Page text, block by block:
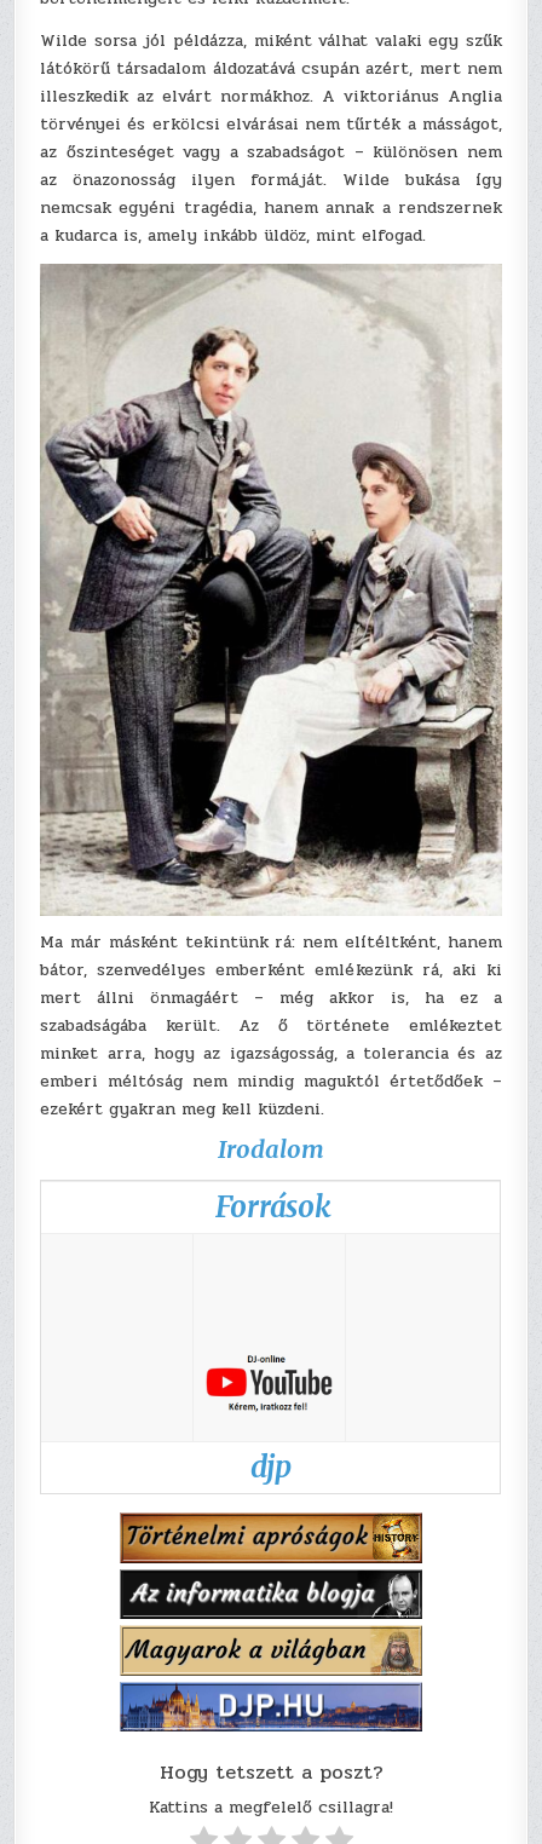
Wilde sorsa jól példázza, miként válhat valaki egy szűk
látókörű társadalom áldozatává csupán azért, mert nem
illeszkedik az elvárt normákhoz. A viktoriánus Anglia
törvényei és erkölcsi elvárásai nem tűrték a másságot,
az őszinteséget vagy a szabadságot – különösen nem
az önazonosság ilyen formáját. Wilde bukása így
nemcsak egyéni tragédia, hanem annak a rendszernek
a kudarca is, amely inkább üldöz, mint elfogad.
Ma már másként tekintünk rá: nem elítéltként, hanem
bátor, szenvedélyes emberként emlékezünk rá, aki ki
mert állni önmagáért – még akkor is, ha ez a
szabadságába került. Az ő története emlékeztet
minket arra, hogy az igazságosság, a tolerancia és az
emberi méltóság nem mindig maguktól értetődőek –
ezekért gyakran meg kell küzdeni.
Irodalom
Források
djp
Hogy tetszett a poszt?
Kattins a megfelelő csillagra!